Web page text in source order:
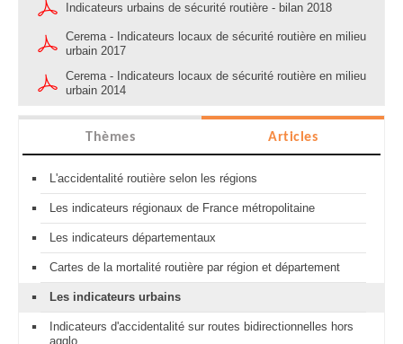
Indicateurs urbains de sécurité routière - bilan 2018
Cerema - Indicateurs locaux de sécurité routière en milieu
urbain 2017
Cerema - Indicateurs locaux de sécurité routière en milieu
urbain 2014
Thèmes Articles
L'accidentalité routière selon les régions
Les indicateurs régionaux de France métropolitaine
Les indicateurs départementaux
Cartes de la mortalité routière par région et département
Les indicateurs urbains
Indicateurs d'accidentalité sur routes bidirectionnelles hors
agglo